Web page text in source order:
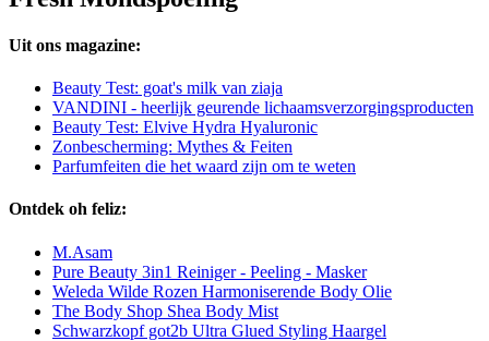
Uit ons magazine:
Beauty Test: goat's milk van ziaja
VANDINI - heerlijk geurende lichaamsverzorgingsproducten
Beauty Test: Elvive Hydra Hyaluronic
Zonbescherming: Mythes & Feiten
Parfumfeiten die het waard zijn om te weten
Ontdek oh feliz:
M.Asam
Pure Beauty 3in1 Reiniger - Peeling - Masker
Weleda Wilde Rozen Harmoniserende Body Olie
The Body Shop Shea Body Mist
Schwarzkopf got2b Ultra Glued Styling Haargel